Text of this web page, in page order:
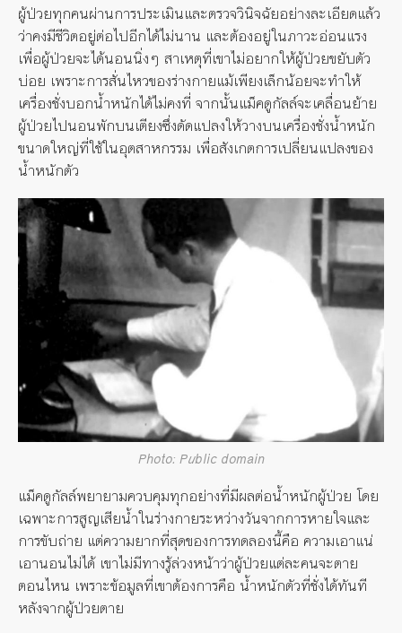
ผู้ป่วยทุกคนผ่านการประเมินและตรวจวินิจฉัยอย่างละเอียดแล้ว
ว่าคงมีชีวิตอยู่ต่อไปอีกได้ไม่นาน และต้องอยู่ในภาวะอ่อนแรง
เพื่อผู้ป่วยจะได้นอนนิ่งๆ สาเหตุที่เขาไม่อยากให้ผู้ป่วยขยับตัว
บ่อย เพราะการสั่นไหวของร่างกายแม้เพียงเล็กน้อยจะทำให้
เครื่องชั่งบอกน้ำหนักได้ไม่คงที่ จากนั้นแม็คดูกัลล์จะเคลื่อนย้าย
ผู้ป่วยไปนอนพักบนเตียงซึ่งดัดแปลงให้วางบนเครื่องชั่งน้ำหนัก
ขนาดใหญ่ที่ใช้ในอุตสาหกรรม เพื่อสังเกตการเปลี่ยนแปลงของ
น้ำหนักตัว
Photo: Public domain
แม็คดูกัลล์พยายามควบคุมทุกอย่างที่มีผลต่อน้ำหนักผู้ป่วย โดย
เฉพาะการสูญเสียน้ำในร่างกายระหว่างวันจากการหายใจและ
การขับถ่าย แต่ความยากที่สุดของการทดลองนี้คือ ความเอาแน่
เอานอนไม่ได้ เขาไม่มีทางรู้ล่วงหน้าว่าผู้ป่วยแต่ละคนจะตาย
ตอนไหน เพราะข้อมูลที่เขาต้องการคือ น้ำหนักตัวที่ชั่งได้ทันที
หลังจากผู้ป่วยตาย